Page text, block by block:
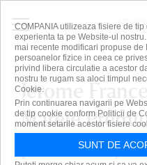
Jerome
Marele
powered by
COMPANIA utilizeaza fisiere de
experienta ta pe Website-ul
mai recente modificari propuse
persoanelor fizice in ceea ce
privind libera circulatie a acestor
nostru te rugam sa aloci timpul
Cookie.
Prin continuarea navigarii pe
de tip cookie conform Politicii de
moment setarile acestor fisiere
SUNT DE